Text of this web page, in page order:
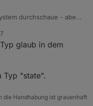
durchschaue - aber
glaub in dem
Typ "state".
Handhabung ist grauenhaft